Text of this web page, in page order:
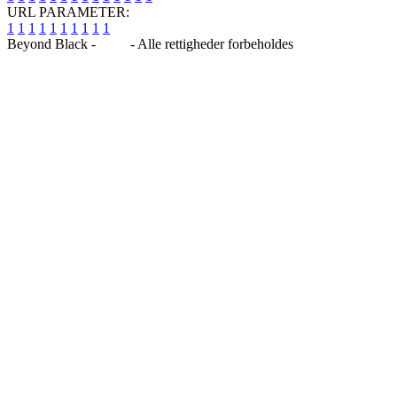
URL PARAMETER:
1 1 1 1 1 1 1 1 1 1
Beyond Black -
- Alle rettigheder forbeholdes